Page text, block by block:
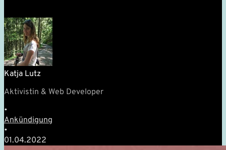
Katja Lutz
Aktivistin & Web Developer
•
Ankündigung
•
01.04.2022